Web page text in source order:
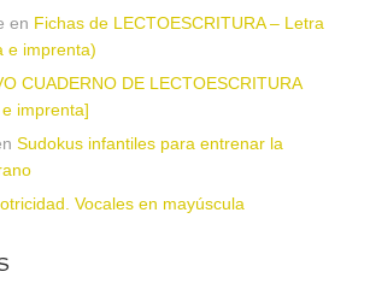
en Fichas de LECTOESCRITURA – Letra
e imprenta)
CUADERNO DE LECTOESCRITURA
imprenta]
Sudokus infantiles para entrenar la
Vocales en mayúscula